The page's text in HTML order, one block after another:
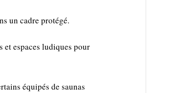
un cadre protégé.
et espaces ludiques pour
équipés de saunas